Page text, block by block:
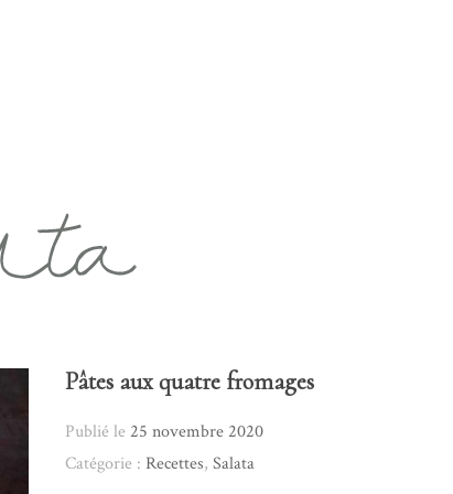
Pâtes aux quatre fromages
Publié le 25 novembre 2020
Catégorie :Recettes,Salata